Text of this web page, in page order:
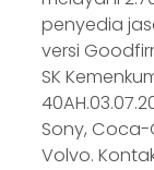
penyedia
versi
SK
Sony, Coca-
Volvo.